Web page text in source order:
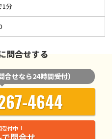
です。「少しでも安く債務整理
事務所様の費用と比較した上
担が少ない形でご依頼を受け
1分
問合せする
合せなら24時間受付）
4644
受付中